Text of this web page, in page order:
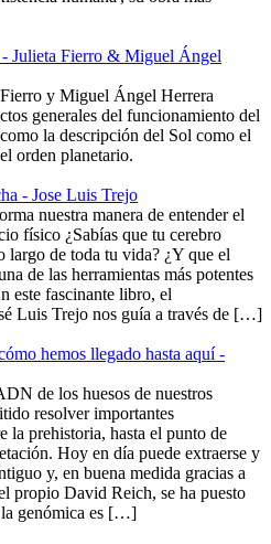
Julieta Fierro & Miguel Ángel
y Miguel Ángel Herrera
generales del funcionamiento del
la descripción del Sol como el
orden planetario.
- Jose Luis Trejo
nuestra manera de entender el
físico ¿Sabías que tu cerebro
largo de toda tu vida? ¿Y que el
de las herramientas más potentes
este fascinante libro, el
Luis Trejo nos guía a través de […]
hemos llegado hasta aquí -
de los huesos de nuestros
resolver importantes
la prehistoria, hasta el punto de
Hoy en día puede extraerse y
y, en buena medida gracias a
propio David Reich, se ha puesto
la genómica es […]